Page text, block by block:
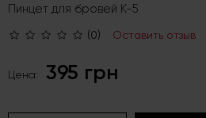
Пинцет для бровей К-5
(0) Оставить отзыв
Цена: 395 грн